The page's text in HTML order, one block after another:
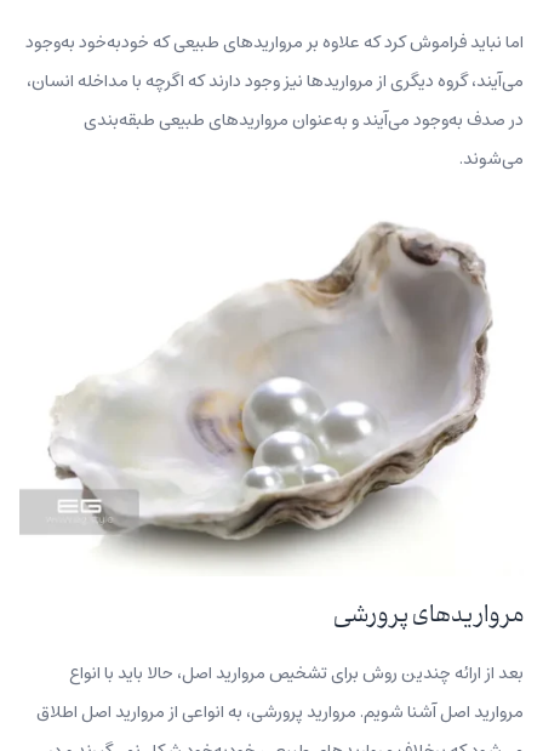
اما نباید فراموش کرد که علاوه بر مرواریدهای طبیعی که خودبه‌خود به‌وجود
می‌آیند، گروه دیگری از مرواریدها نیز وجود دارند که اگرچه با مداخله انسان،
در صدف به‌وجود می‌آیند و به‌عنوان مرواریدهای طبیعی طبقه‌بندی
می‌شوند.
مرواریدهای پرورشی
بعد از ارائه چندین روش برای تشخیص مروارید اصل، حالا باید با انواع
مروارید اصل آشنا شویم. مروارید پرورشی، به انواعی از مروارید اصل اطلاق